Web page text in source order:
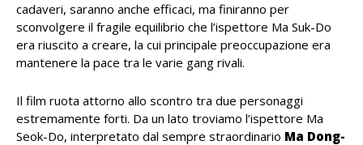
cadaveri, saranno anche efficaci, ma finiranno per
sconvolgere il fragile equilibrio che l’ispettore Ma Suk-Do
era riuscito a creare, la cui principale preoccupazione era
mantenere la pace tra le varie gang rivali.
Il film ruota attorno allo scontro tra due personaggi
estremamente forti. Da un lato troviamo l’ispettore Ma
Seok-Do, interpretato dal sempre straordinario Ma Dong-